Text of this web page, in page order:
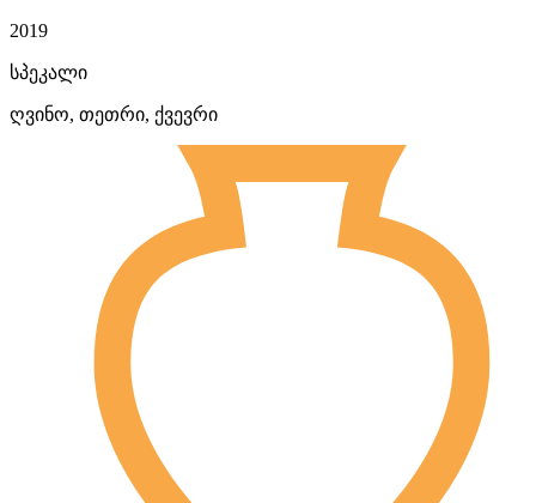
2019
სპეკალი
ღვინო, თეთრი, ქვევრი